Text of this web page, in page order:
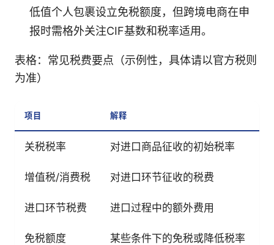
低值个人包裹设立免税额度，但跨境电商在申
报时需格外关注CIF基数和税率适用。
表格：常见税费要点（示例性，具体请以官方税则
为准）
项目 解释
关税税率 对进口商品征收的初始税率
增值税/消费税 对进口环节征收的税费
进口环节税费 进口过程中的额外费用
免税额度 某些条件下的免税或降低税率